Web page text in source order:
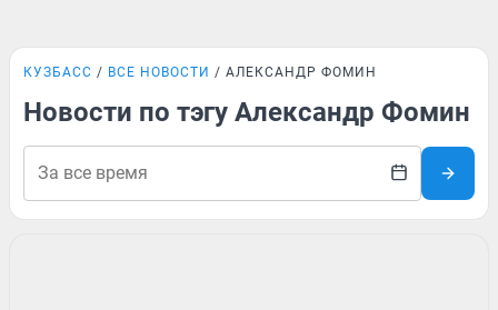
КУЗБАСС ВСЕ НОВОСТИ АЛЕКСАНДР ФОМИН
Новости по тэгу Александр Фомин